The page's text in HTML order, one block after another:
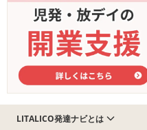
LITALICO発達ナビとは